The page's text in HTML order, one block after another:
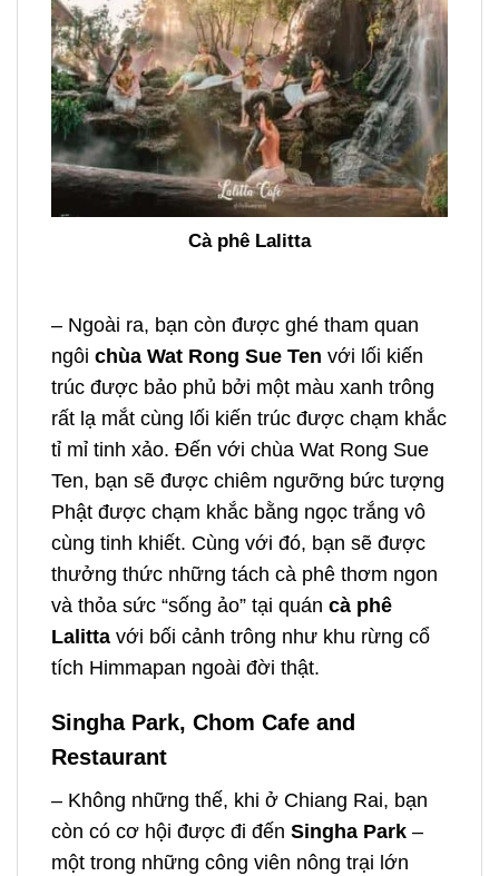
Cà phê Lalitta
– Ngoài ra, bạn còn được ghé tham quan
ngôi chùa Wat Rong Sue Ten với lối kiến
trúc được bảo phủ bởi một màu xanh trông
rất lạ mắt cùng lối kiến trúc được chạm khắc
tỉ mỉ tinh xảo. Đến với chùa Wat Rong Sue
Ten, bạn sẽ được chiêm ngưỡng bức tượng
Phật được chạm khắc bằng ngọc trắng vô
cùng tinh khiết. Cùng với đó, bạn sẽ được
thưởng thức những tách cà phê thơm ngon
và thỏa sức “sống ảo” tại quán cà phê
Lalitta với bối cảnh trông như khu rừng cổ
tích Himmapan ngoài đời thật.
Singha Park, Chom Cafe and
Restaurant
– Không những thế, khi ở Chiang Rai, bạn
còn có cơ hội được đi đến Singha Park –
một trong những công viên nông trại lớn